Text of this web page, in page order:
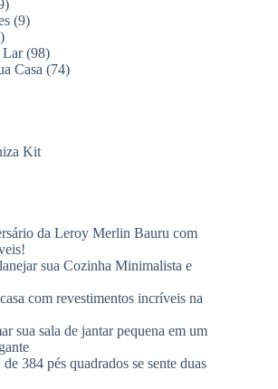
(9)
Lar(98)
Casa (74)
Kit
da Leroy Merlin Bauru com
sua Cozinha Minimalista e
com revestimentos incríveis na
sua sala de jantar pequena em um
384 pés quadrados se sente duas